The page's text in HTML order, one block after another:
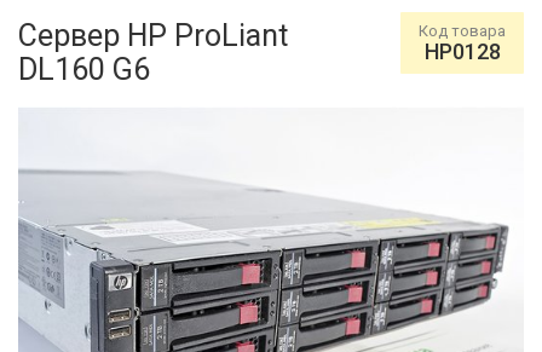
Сервер HP ProLiant
DL160 G6
Код товара
HP0128